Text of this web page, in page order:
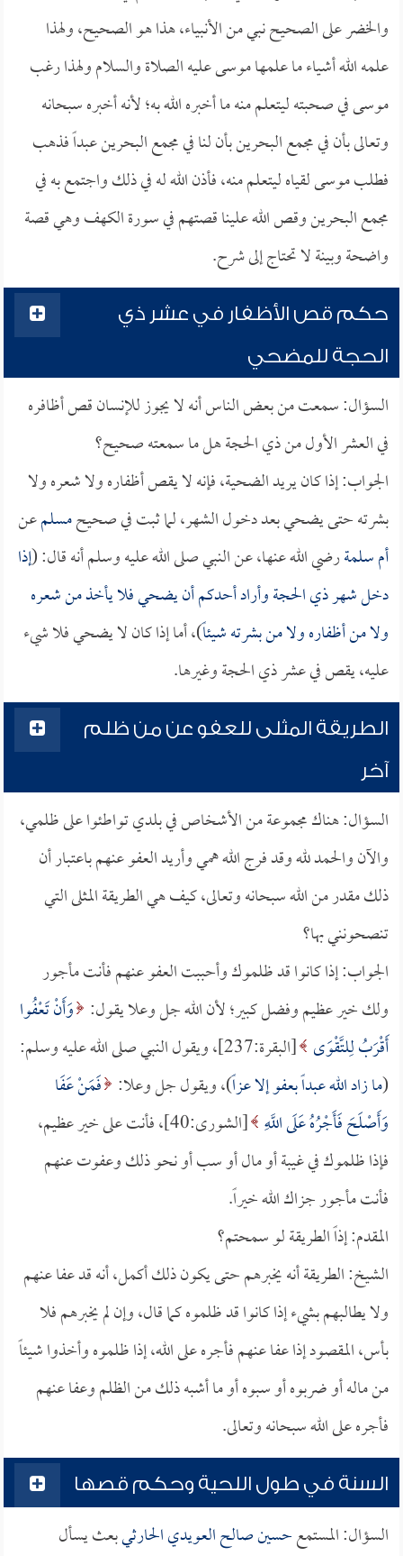
والخضر على الصحيح نبي من الأنبياء، هذا هو الصحيح، ولهذا
علمه الله أشياء ما علمها موسى عليه الصلاة والسلام ولهذا رغب
موسى في صحبته ليتعلم منه ما أخبره الله به؛ لأنه أخبره سبحانه
وتعالى بأن في مجمع البحرين بأن لنا في مجمع البحرين عبداً فذهب
فطلب موسى لقياه ليتعلم منه، فأذن الله له في ذلك واجتمع به في
مجمع البحرين وقص الله علينا قصتهم في سورة الكهف وهي قصة
واضحة وبينة لا تحتاج إلى شرح.
حكم قص الأظفار في عشر ذي
الحجة للمضحي
السؤال: سمعت من بعض الناس أنه لا يجوز للإنسان قص أظافره
في العشر الأول من ذي الحجة هل ما سمعته صحيح؟
الجواب: إذا كان يريد الضحية، فإنه لا يقص أظفاره ولا شعره ولا
بشرته حتى يضحي بعد دخول الشهر، لما ثبت في صحيحمسلمعن
أم سلمةرضي الله عنها، عن النبي صلى الله عليه وسلم أنه قال: (إذا
دخل شهر ذي الحجة وأراد أحدكم أن يضحي فلا يأخذ من شعره
ولا من أظفاره ولا من بشرته شيئاً)، أما إذا كان لا يضحي فلا شيء
عليه، يقص في عشر ذي الحجة وغيرها.
الطريقة المثلى للعفو عن من ظلم
آخر
السؤال: هناك مجموعة من الأشخاص في بلدي تواطئوا على ظلمي،
والآن والحمد لله وقد فرج الله همي وأريد العفو عنهم باعتبار أن
ذلك مقدر من الله سبحانه وتعالى، كيف هي الطريقة المثلى التي
تنصحونني بها؟
الجواب: إذا كانوا قد ظلموك وأحببت العفو عنهم فأنت مأجور
ولك خير عظيم وفضل كبير؛ لأن الله جل وعلا يقول: وَأَنْ تَعْفُوا
أَقْرَبُ لِلتَّقْوَى
[البقرة:237]، ويقول النبي صلى الله عليه وسلم:
(ما زاد الله عبداً بعفو إلا عزاً)، ويقول جل وعلا: فَمَنْ عَفَا
وَأَصْلَحَ فَأَجْرُهُ عَلَى اللَّهِ
[الشورى:40]، فأنت على خير عظيم،
فإذا ظلموك في غيبة أو مال أو سب أو نحو ذلك وعفوت عنهم
فأنت مأجور جزاك الله خيراً.
المقدم: إذاً الطريقة لو سمحتم؟
الشيخ: الطريقة أنه يخبرهم حتى يكون ذلك أكمل، أنه قد عفا عنهم
ولا يطالبهم بشيء إذا كانوا قد ظلموه كما قال، وإن لم يخبرهم فلا
بأس، المقصود إذا عفا عنهم فأجره على الله، إذا ظلموه وأخذوا شيئاً
من ماله أو ضربوه أو سبوه أو ما أشبه ذلك من الظلم وعفا عنهم
فأجره على الله سبحانه وتعالى.
السنة في طول اللحية وحكم قصها
السؤال: المستمعحسين صالح العويدي الحارثيبعث يسأل